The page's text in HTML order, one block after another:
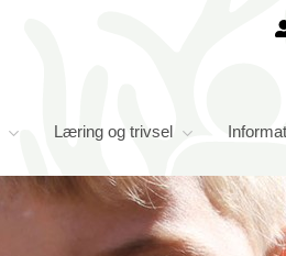
Læring og trivsel